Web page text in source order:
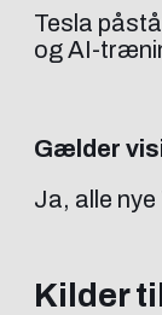
Tesla
og AI-
Gælder
Ja, alle
Kilder